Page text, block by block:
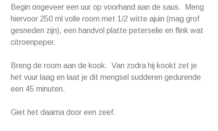
Begin ongeveer een uur op voorhand aan de saus. Meng
hiervoor 250 ml volle room met 1/2 witte ajuin (mag grof
gesneden zijn), een handvol platte peterselie en flink wat
citroenpeper.
Breng de room aan de kook. Van zodra hij kookt zet je
het vuur laag en laat je dit mengsel sudderen gedurende
een 45 minuten.
Giet het daarna door een zeef.